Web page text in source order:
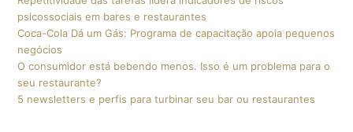
psicossociais em bares e restaurantes
Coca-Cola Dá um Gás: Programa de capacitação apoia pequenos
negócios
O consumidor está bebendo menos. Isso é um problema para o
seu restaurante?
5 newsletters e perfis para turbinar seu bar ou restaurantes